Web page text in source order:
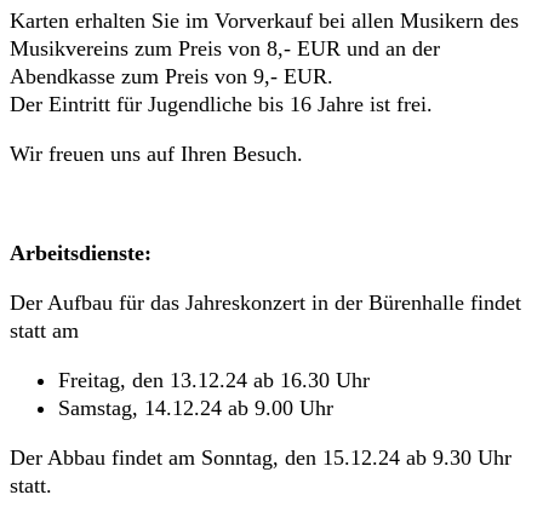
Karten erhalten Sie im Vorverkauf bei allen Musikern des
Musikvereins zum Preis von 8,- EUR und an der
Abendkasse zum Preis von 9,- EUR.
Der Eintritt für Jugendliche bis 16 Jahre ist frei.
Wir freuen uns auf Ihren Besuch.
Arbeitsdienste:
Der Aufbau für das Jahreskonzert in der Bürenhalle findet
statt am
Freitag, den 13.12.24 ab 16.30 Uhr
Samstag, 14.12.24 ab 9.00 Uhr
Der Abbau findet am Sonntag, den 15.12.24 ab 9.30 Uhr
statt.